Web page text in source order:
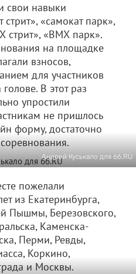
свои навыки
«самокат парк»,
стрит», «ВМХ парк».
на площадке
взносов,
для участников
В этот раз
упростили
не пришлось
форму, достаточно
Андрей Куськало для 66.RU
пожелали
из Екатеринбурга,
Пышмы, Березовского,
Каменска-
Перми, Ревды,
Коркино,
и Москвы.